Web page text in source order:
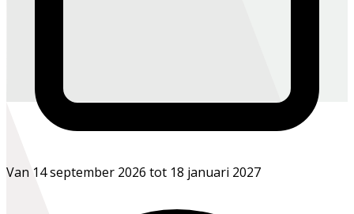
Van 14 september 2026 tot 18 januari 2027